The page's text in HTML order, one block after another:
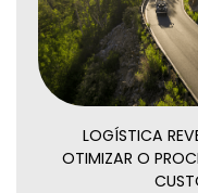
LOGÍSTICA
OTIMIZAR O